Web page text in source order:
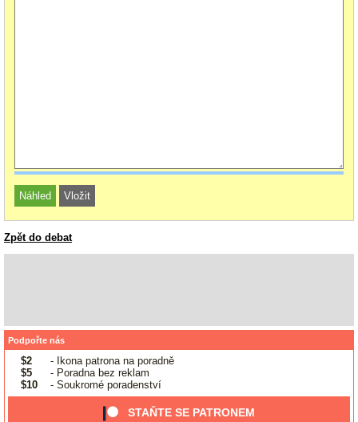
Zpět do debat
Podpořte nás
$2
- Ikona patrona na poradně
$5
- Poradna bez reklam
$10
- Soukromé poradenství
STAŇTE SE PATRONEM